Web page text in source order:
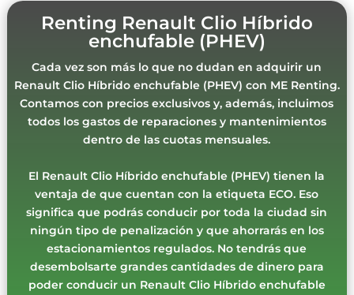
Renting Renault Clio Híbrido
enchufable (PHEV)
Cada vez son más lo que no dudan en adquirir un
Renault Clio Híbrido enchufable (PHEV) con ME Renting.
Contamos con precios exclusivos y, además, incluimos
todos los gastos de reparaciones y mantenimientos
dentro de las cuotas mensuales.
El Renault Clio Híbrido enchufable (PHEV) tienen la
ventaja de que cuentan con la etiqueta ECO. Eso
significa que podrás conducir por toda la ciudad sin
ningún tipo de penalización y que ahorrarás en los
estacionamientos regulados. No tendrás que
desembolsarte grandes cantidades de dinero para
poder conducir un Renault Clio Híbrido enchufable